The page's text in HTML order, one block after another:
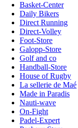
Basket-Center
Daily Bikers
Direct Running
Direct-Volley
Foot-Store
Galopp-Store
Golf and co
Handball-Store
House of Rugby
La sellerie de Maé
Made in Paradis
Nauti-wave
On-Fight
Padel-Expert